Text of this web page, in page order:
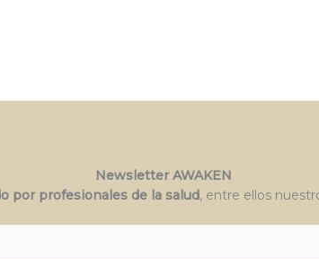
Newsletter AWAKEN
por profesionales de la salud, entre ellos